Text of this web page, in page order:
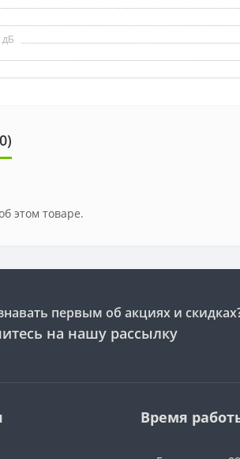
этом товаре.
первым об акциях и
на нашу рассылку
Время